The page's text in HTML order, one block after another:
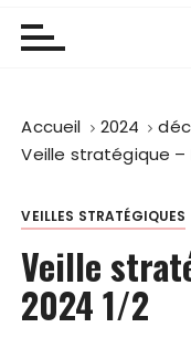
Accueil 2024
Veille stratégique –
VEILLES STRATÉGIQUES
Veille
2024 1/2